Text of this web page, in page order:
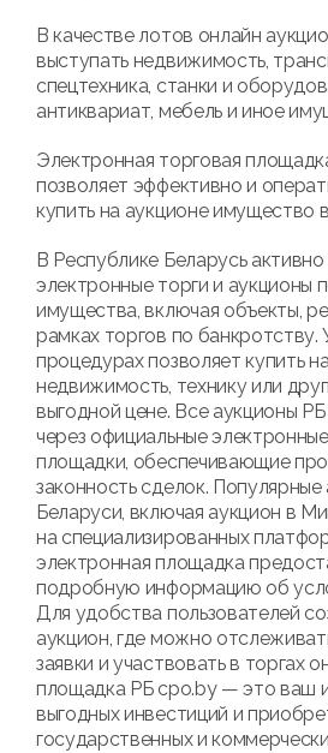
В качестве лотов онлайн
выступать недвижимость,
спецтехника, станки и
антиквариат, мебель и иное
Электронная торговая
позволяет эффективно и
купить на аукционе имущество
В Республике Беларусь
электронные торги и аукционы
имущества, включая объекты,
рамках торгов по банкротству.
процедурах позволяет купить
недвижимость, технику или
выгодной цене. Все аукционы
через официальные
площадки, обеспечивающие
законность сделок. Популярные
Беларуси, включая аукцион в
на специализированных
электронная площадка
подробную информацию об
Для удобства пользователей
аукцион, где можно
заявки и участвовать в торгах
площадка РБ cpo.by — это ваш
выгодных инвестиций и
государственных и